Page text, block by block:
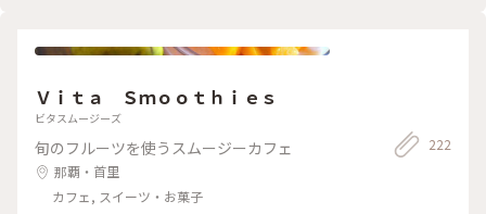
Ｖｉｔａ Ｓｍｏｏｔｈｉｅｓ
ビタスムージーズ
旬のフルーツを使うスムージーカフェ
那覇・首里
カフェ, スイーツ・お菓子
222